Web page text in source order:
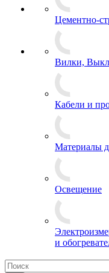
Цементно-
Вилки,
Кабели и
Материалы
Освещение
и